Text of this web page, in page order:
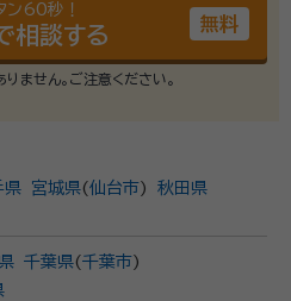
ン60秒！
相談する 無料
ません。ご注意ください。
県 宮城県(仙台市)
秋田県
千葉県(千葉市)